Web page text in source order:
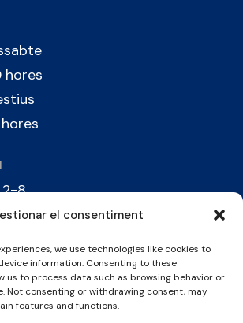
el consentiment
we use technologies like cookies to
information. Consenting to these
us to process data such as browsing behavior or
Not consenting or withdrawing consent, may
features and functions.
hores
2-8